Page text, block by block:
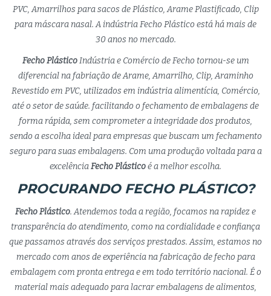
PVC, Amarrilhos para sacos de Plástico, Arame Plastificado, Clip
para máscara nasal. A indústria Fecho Plástico está há mais de
30 anos no mercado.
Fecho PlásticoIndústria e Comércio de Fecho tornou-se um
diferencial na fabriação de Arame, Amarrilho, Clip, Araminho
Revestido em PVC, utilizados em indústria alimentícia, Comércio,
até o setor de saúde. facilitando o fechamento de embalagens de
forma rápida, sem comprometer a integridade dos produtos,
sendo a escolha ideal para empresas que buscam um fechamento
seguro para suas embalagens. Com uma produção voltada para a
excelênciaFecho Plásticoé a melhor escolha.
PROCURANDO FECHO PLÁSTICO?
Fecho Plástico. Atendemos toda a região, focamos na rapidez e
transparência do atendimento, como na cordialidade e confiança
que passamos através dos serviços prestados. Assim, estamos no
mercado com anos de experiência na fabricação de fecho para
embalagem com pronta entrega e em todo território nacional. É o
material mais adequado para lacrar embalagens de alimentos,